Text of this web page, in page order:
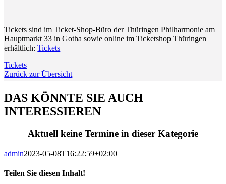
Tickets sind im Ticket-Shop-Büro der Thüringen Philharmonie am
Hauptmarkt 33 in Gotha sowie online im Ticketshop Thüringen
erhältlich:Tickets
Tickets
Zurück zur Übersicht
DAS KÖNNTE SIE AUCH
INTERESSIEREN
Aktuell keine Termine in dieser Kategorie
admin2023-05-08T16:22:59+02:00
Teilen Sie diesen Inhalt!